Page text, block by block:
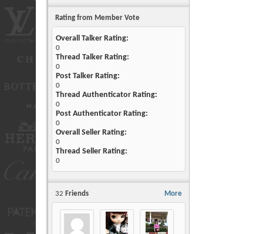
Rating from Member Vote
Overall Talker Rating:
0
Thread Talker Rating:
0
Post Talker Rating:
0
Thread Authenticator Rating:
0
Post Authenticator Rating:
0
Overall Seller Rating:
0
Thread Seller Rating:
0
More
32 Friends